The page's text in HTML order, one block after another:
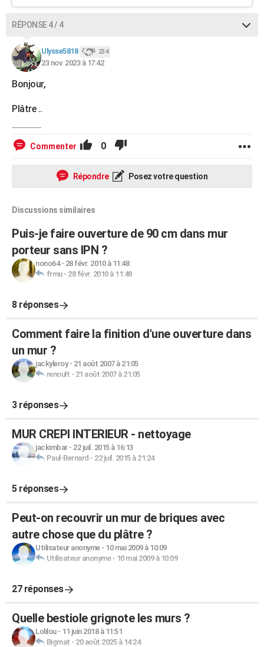
RÉPONSE 4 / 4
Ulysse5818 234
23 nov. 2023 à 17:42
Bonjour,
Plâtre ..
Commenter 0
Répondre Posez votre question
Discussions similaires
Puis-je faire ouverture de 90 cm dans mur
porteur sans IPN ?
nono64- 28 févr. 2010 à 11:48
frmu- 28 févr. 2010 à 11:48
8 réponses
Comment faire la finition d'une ouverture dans
un mur ?
jackyleroy- 21 août 2007 à 21:05
renoult - 21 août 2007 à 21:05
3 réponses
MUR CREPI INTERIEUR - nettoyage
jackimbar- 22 juil. 2015 à 16:13
Paul-Bernard - 22 juil. 2015 à 21:24
5 réponses
Peut-on recouvrir un mur de briques avec
autre chose que du plâtre ?
Utilisateur anonyme- 10 mai 2009 à 10:09
Utilisateur anonyme- 10 mai 2009 à 10:09
27 réponses
Quelle bestiole grignote les murs ?
Lolilou- 11 juin 2018 à 11:51
Bigmat - 20 août 2025 à 14:24